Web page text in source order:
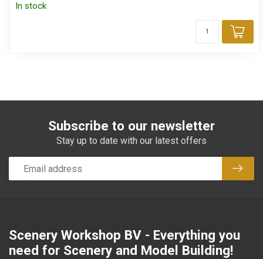
In stock
Subscribe to our newsletter
Stay up to date with our latest offers
Scenery Workshop BV - Everything you
need for Scenery and Model Building!